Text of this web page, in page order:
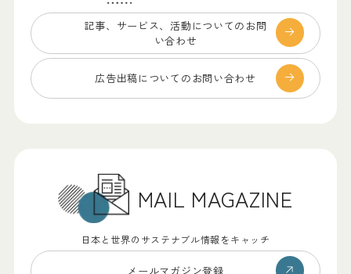
記事、サービス、 活動についてのお問
い合わせ
広告出稿についての お問い合わせ
MAIL MAGAZINE
日本と世界のサステナブル情報をキャッチ
メールマガジン登録